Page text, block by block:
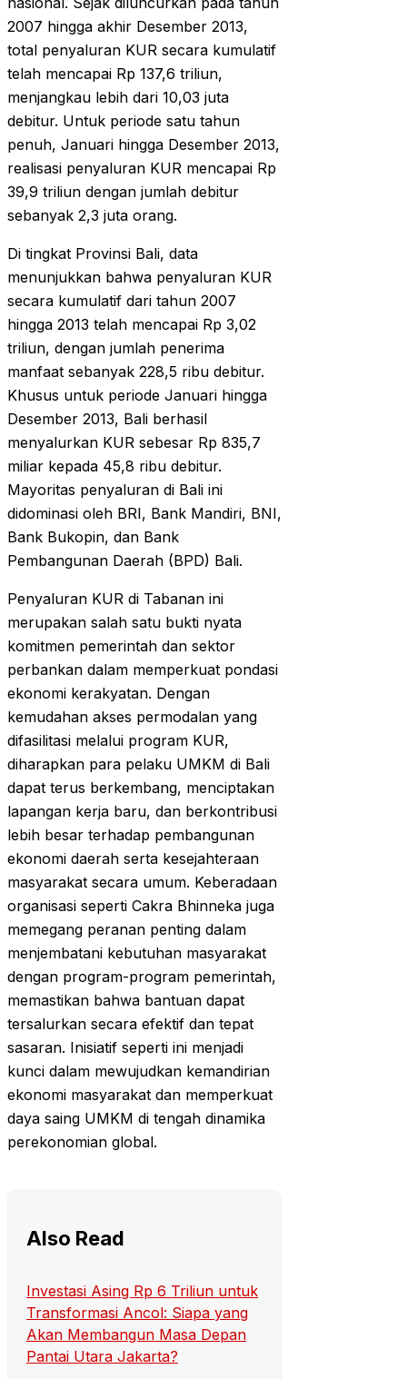
2007 hingga akhir Desember 2013,
total penyaluran KUR secara kumulatif
telah mencapai Rp 137,6 triliun,
menjangkau lebih dari 10,03 juta
debitur. Untuk periode satu tahun
penuh, Januari hingga Desember 2013,
realisasi penyaluran KUR mencapai Rp
39,9 triliun dengan jumlah debitur
sebanyak 2,3 juta orang.
Di tingkat Provinsi Bali, data
menunjukkan bahwa penyaluran KUR
secara kumulatif dari tahun 2007
hingga 2013 telah mencapai Rp 3,02
triliun, dengan jumlah penerima
manfaat sebanyak 228,5 ribu debitur.
Khusus untuk periode Januari hingga
Desember 2013, Bali berhasil
menyalurkan KUR sebesar Rp 835,7
miliar kepada 45,8 ribu debitur.
Mayoritas penyaluran di Bali ini
didominasi oleh BRI, Bank Mandiri, BNI,
Bank Bukopin, dan Bank
Pembangunan Daerah (BPD) Bali.
Penyaluran KUR di Tabanan ini
merupakan salah satu bukti nyata
komitmen pemerintah dan sektor
perbankan dalam memperkuat pondasi
ekonomi kerakyatan. Dengan
kemudahan akses permodalan yang
difasilitasi melalui program KUR,
diharapkan para pelaku UMKM di Bali
dapat terus berkembang, menciptakan
lapangan kerja baru, dan berkontribusi
lebih besar terhadap pembangunan
ekonomi daerah serta kesejahteraan
masyarakat secara umum. Keberadaan
organisasi seperti Cakra Bhinneka juga
memegang peranan penting dalam
menjembatani kebutuhan masyarakat
dengan program-program pemerintah,
memastikan bahwa bantuan dapat
tersalurkan secara efektif dan tepat
sasaran. Inisiatif seperti ini menjadi
kunci dalam mewujudkan kemandirian
ekonomi masyarakat dan memperkuat
daya saing UMKM di tengah dinamika
perekonomian global.
Also Read
Investasi Asing Rp 6 Triliun untuk
Transformasi Ancol: Siapa yang
Akan Membangun Masa Depan
Pantai Utara Jakarta?